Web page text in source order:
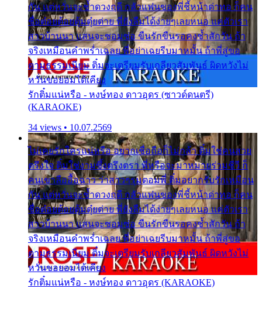
กัน แต่หวั่นจะช้ำดวงฤดี กลัวแฟนของพี่ชี้หน้าด่าทอ ก็คน
ชื่อต๋อยต้อยตุ้มตุ๋ยต่าย พี่ยังลืมได้ง่ายๆเลยหนอ แค่ตัวเรา
สาวบ้านนา แสนจะซอมซ่อ ขืนรักขืนรอคงช้ำสักวัน ถ้า
จริงเหมือนคำพร่ำเฉลย พี่อย่าเฉยรีบมาหมั้น ถ้าพี่สู่ขอ
ตามธรรมเนียม ติ๋มจะเตรียมรับเกลียวสัมพันธ์ ผิดหวังไม่
หวั่นขอยอมได้เคียง
รักติ๋มแน่หรือ - หงษ์ทอง ดาวอุดร (ซาวด์ดนตรี)
(KARAOKE)
34 views • 10.07.2569
ไม่เคยรักใครแน่หรือ อยากเชื่อถือก็ไม่กล้า ติ๋มใช่คนสวย
ตรึงใจ ติ๋มใช่งามซึ้งตรึงตรา พี่หรือจะมาหมายร่วมชีวี ก็
คนเขาลืออื้อฉาว ว่าสาวๆรุมตอมพี่ ติ๋มอยากรับรักเหมือน
กัน แต่หวั่นจะช้ำดวงฤดี กลัวแฟนของพี่ชี้หน้าด่าทอ ก็คน
ชื่อต๋อยต้อยตุ้มตุ๋ยต่าย พี่ยังลืมได้ง่ายๆเลยหนอ แค่ตัวเรา
สาวบ้านนา แสนจะซอมซ่อ ขืนรักขืนรอคงช้ำสักวัน ถ้า
จริงเหมือนคำพร่ำเฉลย พี่อย่าเฉยรีบมาหมั้น ถ้าพี่สู่ขอ
ตามธรรมเนียม ติ๋มจะเตรียมรับเกลียวสัมพันธ์ ผิดหวังไม่
หวั่นขอยอมได้เคียง
รักติ๋มแน่หรือ - หงษ์ทอง ดาวอุดร (KARAOKE)